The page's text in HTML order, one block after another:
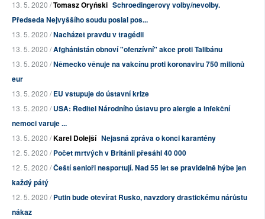
13. 5. 2020 /Tomasz Oryński Schroedingerovy volby/nevolby.
Předseda Nejvyššího soudu poslal pos...
13. 5. 2020 /Nacházet pravdu v tragédii
13. 5. 2020 /Afghánistán obnoví "ofenzívní" akce proti Talibánu
13. 5. 2020 /Německo věnuje na vakcínu proti koronaviru 750 milionů
eur
13. 5. 2020 /EU vstupuje do ústavní krize
13. 5. 2020 /USA: Ředitel Národního ústavu pro alergie a infekční
nemoci varuje ...
13. 5. 2020 /Karel Dolejší Nejasná zpráva o konci karantény
12. 5. 2020 /Počet mrtvých v Británii přesáhl 40 000
12. 5. 2020 /Čeští senioři nesportují. Nad 55 let se pravidelně hýbe jen
každý pátý
12. 5. 2020 /Putin bude otevírat Rusko, navzdory drastickému nárůstu
nákaz